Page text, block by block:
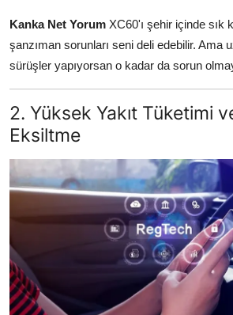
Kanka Net Yorum XC60'ı şehir içinde sık
şanzıman sorunları seni deli edebilir. Ama
sürüşler yapıyorsan o kadar da sorun
2. Yüksek Yakıt Tüketimi
Eksiltme